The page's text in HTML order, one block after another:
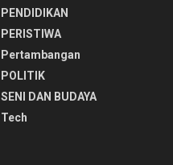
PENDIDIKAN
PERISTIWA
Pertambangan
POLITIK
SENI DAN BUDAYA
Tech